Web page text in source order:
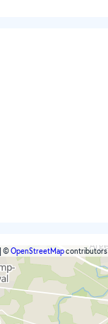
©OpenStreetMapcontributors